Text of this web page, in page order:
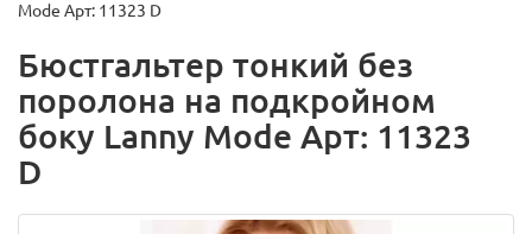
Mode Арт: 11323 D
Бюстгальтер тонкий без
поролона на подкройном
боку Lanny Mode Арт: 11323
D